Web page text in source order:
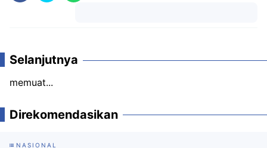
Selanjutnya
memuat...
Direkomendasikan
NASIONAL